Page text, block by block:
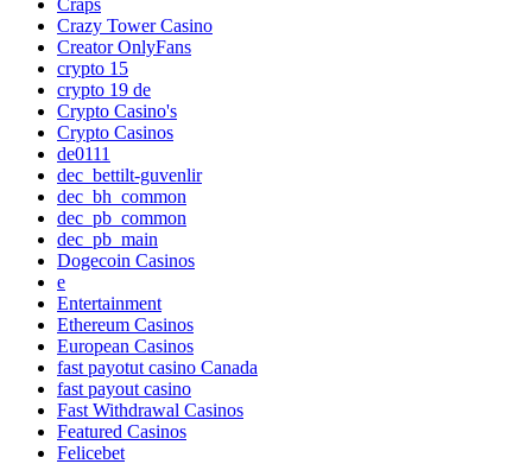
Craps
Crazy Tower Сasino
Creator OnlyFans
crypto 15
crypto 19 de
Crypto Casino's
Crypto Casinos
de0111
dec_bettilt-guvenlir
dec_bh_common
dec_pb_common
dec_pb_main
Dogecoin Casinos
e
Entertainment
Ethereum Casinos
European Casinos
fast payotut casino Canada
fast payout casino
Fast Withdrawal Casinos
Featured Casinos
Felicebet